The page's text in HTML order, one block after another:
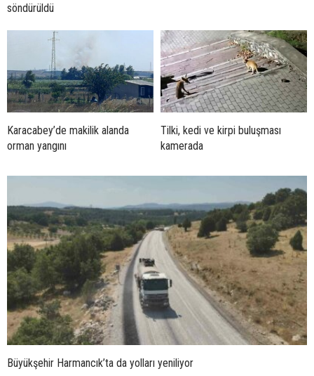
söndürüldü
Karacabey’de makilik alanda
orman yangını
Tilki, kedi ve kirpi buluşması
kamerada
Büyükşehir Harmancık’ta da yolları yeniliyor